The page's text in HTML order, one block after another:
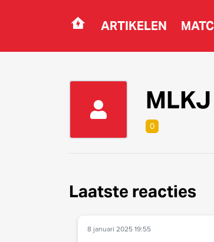
Navigation ARTIKELEN
MLKJ
0
Laatste reacties
8 januari 2025 19:55